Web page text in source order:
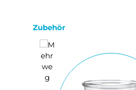
Produktgalerie überspringen
Zubehör